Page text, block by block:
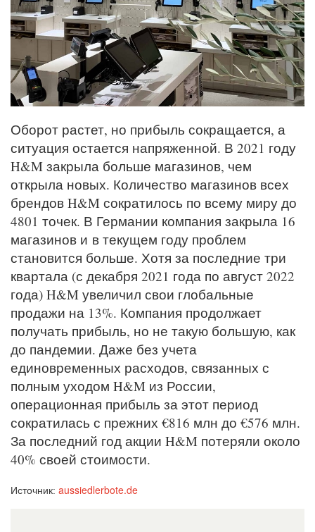
Оборот растет, но прибыль сокращается, а
ситуация остается напряженной. В 2021 году
H&M закрыла больше магазинов, чем
открыла новых. Количество магазинов всех
брендов H&M сократилось по всему миру до
4801 точек. В Германии компания закрыла 16
магазинов и в текущем году проблем
становится больше. Хотя за последние три
квартала (с декабря 2021 года по август 2022
года) H&M увеличил свои глобальные
продажи на 13%. Компания продолжает
получать прибыль, но не такую большую, как
до пандемии. Даже без учета
единовременных расходов, связанных с
полным уходом H&M из России,
операционная прибыль за этот период
сократилась с прежних €816 млн до €576 млн.
За последний год акции H&M потеряли около
40% своей стоимости.
Источник: aussiedlerbote.de